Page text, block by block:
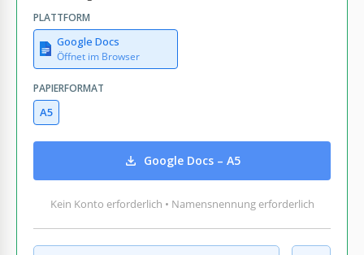
PLATTFORM
Google Docs
Öffnet im Browser
PAPIERFORMAT
A5
Google Docs – A5
Kein Konto erforderlich • Namensnennung erforderlich